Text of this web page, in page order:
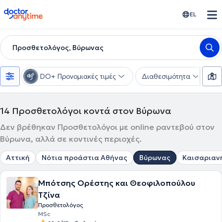
doctoranytime EL
Προσθετολόγος, Βύρωνας
DO+ Προνομιακές τιμές Διαθεσιμότητα
14 Προσθετολόγοι κοντά στον Βύρωνα
Δεν βρέθηκαν Προσθετολόγοι με online ραντεβού στον
Βύρωνα, αλλά σε κοντινές περιοχές.
Αττική Νότια προάστια Αθήνας Βύρωνας
Μπότσης Ορέστης και Θεοφιλοπούλου
Τζίνα
Προσθετολόγος
MSc